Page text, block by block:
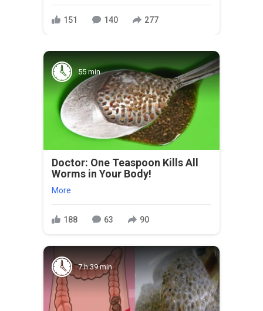
151 140 277
55 min
Doctor: One Teaspoon Kills All
Worms in Your Body!
More
188 63 90
7 h 39 min